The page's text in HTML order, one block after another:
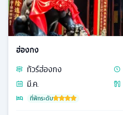
ฮ่องกง
ทัวร์ฮ่องกง
มี.ค.
ที่พักระดับ